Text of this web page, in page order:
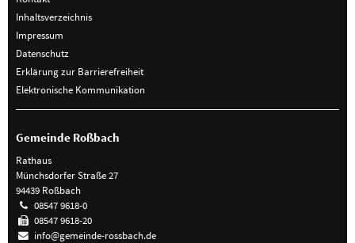
Inhaltsverzeichnis
Impressum
Datenschutz
Erklärung zur Barrierefreiheit
Elektronische Kommunikation
Gemeinde Roßbach
Rathaus
Münchsdorfer Straße 27
94439 Roßbach
08547 9618-0
08547 9618-20
info@gemeinde-rossbach.de